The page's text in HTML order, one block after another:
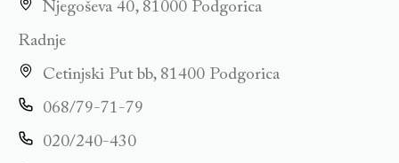
Njegoševa 40, 81000 Podgorica
Radnje
Cetinjski Put bb, 81400 Podgorica
068/79-71-79
020/240-430